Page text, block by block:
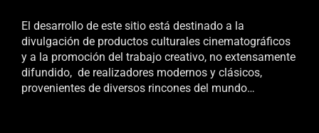
El desarrollo de este sitio está destinado a la
divulgación de productos culturales cinematográficos
y a la promoción del trabajo creativo, no extensamente
difundido, de realizadores modernos y clásicos,
provenientes de diversos rincones del mundo…